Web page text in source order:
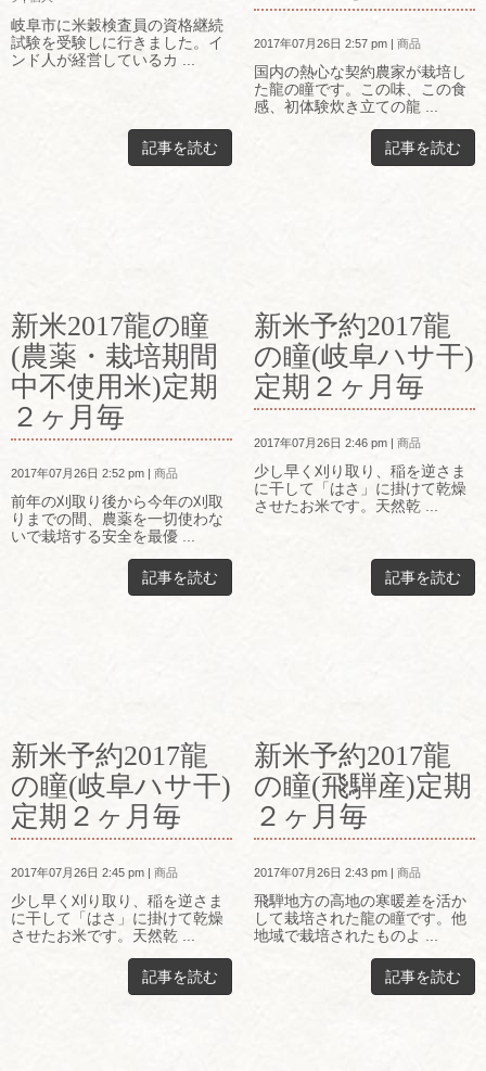
岐阜市に米穀検査員の資格継続
試験を受験しに行きました。イ
ンド人が経営しているカ ...
記事を読む
2017年07月26日 2:57 pm 商品
国内の熱心な契約農家が栽培し
た龍の瞳です。この味、この食
感、初体験炊き立ての龍 ...
記事を読む
新米2017龍の瞳
(農薬・栽培期間
中不使用米)定期
２ヶ月毎
2017年07月26日 2:52 pm | 商品
前年の刈取り後から今年の刈取
りまでの間、農薬を一切使わな
いで栽培する安全を最優 ...
記事を読む
新米予約2017龍
の瞳(岐阜ハサ干)
定期２ヶ月毎
2017年07月26日 2:46 pm | 商品
少し早く刈り取り、稲を逆さま
に干して「はさ」に掛けて乾燥
させたお米です。天然乾 ...
記事を読む
新米予約2017龍
の瞳(岐阜ハサ干)
定期２ヶ月毎
2017年07月26日 2:45 pm | 商品
少し早く刈り取り、稲を逆さま
に干して「はさ」に掛けて乾燥
させたお米です。天然乾 ...
記事を読む
新米予約2017龍
の瞳(飛騨産)定期
２ヶ月毎
2017年07月26日 2:43 pm | 商品
飛騨地方の高地の寒暖差を活か
して栽培された龍の瞳です。他
地域で栽培されたものよ ...
記事を読む